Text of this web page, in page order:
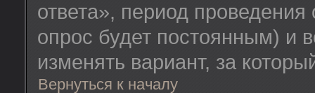
ответа», период проведения
опрос будет постоянным) и
изменять вариант, за
Вернуться к началу